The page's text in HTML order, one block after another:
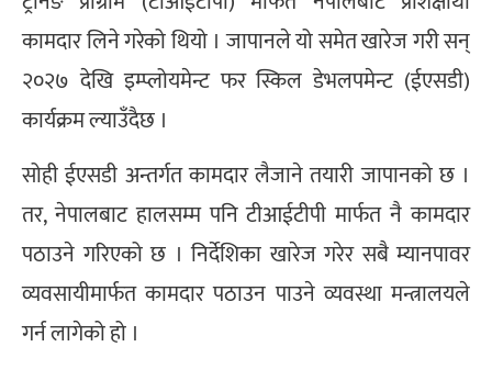
कामदार लिने गरेको थियो । जापानले यो समेत खारेज गरी सन्
२०२७ देखि इम्प्लोयमेन्ट फर स्किल डेभलपमेन्ट (ईएसडी)
कार्यक्रम ल्याउँदैछ ।
सोही ईएसडी अन्तर्गत कामदार लैजाने तयारी जापानको छ ।
तर, नेपालबाट हालसम्म पनि टीआईटीपी मार्फत नै कामदार
पठाउने गरिएको छ । निर्देशिका खारेज गरेर सबै म्यानपावर
व्यवसायीमार्फत कामदार पठाउन पाउने व्यवस्था मन्त्रालयले
गर्न लागेको हो ।